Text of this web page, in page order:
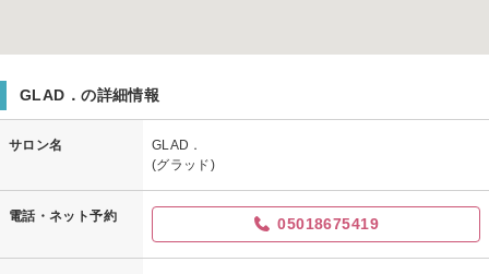
GLAD．の詳細情報
サロン名
GLAD．
(グラッド)
電話・ネット予約 05018675419